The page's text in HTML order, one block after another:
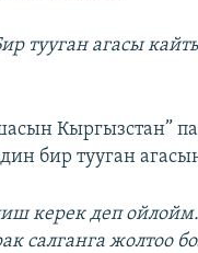
тууган агасы
Кыргызстан”
бир тууган
керек деп ойлойм.
салганга жолтоо